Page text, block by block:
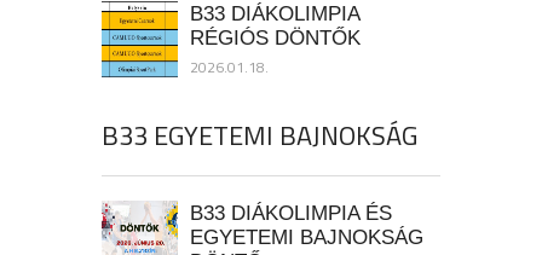
B33 DIÁKOLIMPIA
RÉGIÓS DÖNTŐK
2026.01.18.
B33 EGYETEMI BAJNOKSÁG
B33 DIÁKOLIMPIA ÉS
EGYETEMI BAJNOKSÁG